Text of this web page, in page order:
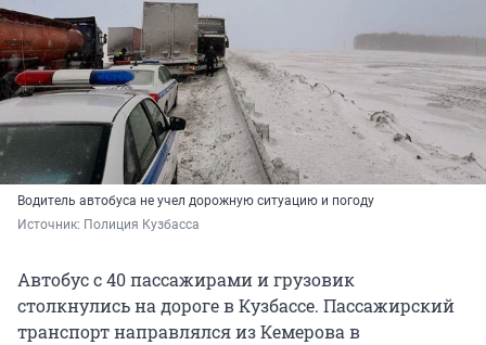
Водитель автобуса не учел дорожную ситуацию и погоду
Источник: Полиция Кузбасса
Автобус с 40 пассажирами и грузовик
столкнулись на дороге в Кузбассе. Пассажирский
транспорт направлялся из Кемерова в